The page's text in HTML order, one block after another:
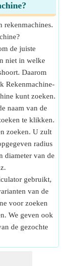
rekenmachines.
de juiste
niet in welke
Daarom
Rekenmachine-
kunt zoeken.
naam van de
te klikken.
zoeken. U zult
radius
diameter van de
gebruikt,
van de
voor zoeken
We geven ook
de gezochte